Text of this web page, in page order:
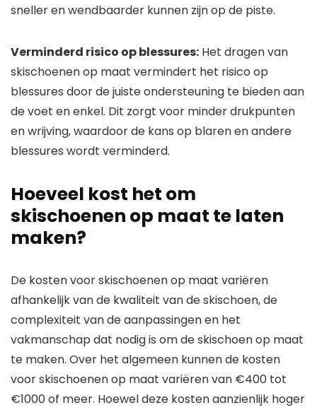
sneller en wendbaarder kunnen zijn op de piste.
Verminderd risico op blessures: Het dragen van
skischoenen op maat vermindert het risico op
blessures door de juiste ondersteuning te bieden aan
de voet en enkel. Dit zorgt voor minder drukpunten
en wrijving, waardoor de kans op blaren en andere
blessures wordt verminderd.
Hoeveel kost het om
skischoenen op maat te laten
maken?
De kosten voor skischoenen op maat variëren
afhankelijk van de kwaliteit van de skischoen, de
complexiteit van de aanpassingen en het
vakmanschap dat nodig is om de skischoen op maat
te maken. Over het algemeen kunnen de kosten
voor skischoenen op maat variëren van €400 tot
€1000 of meer. Hoewel deze kosten aanzienlijk hoger